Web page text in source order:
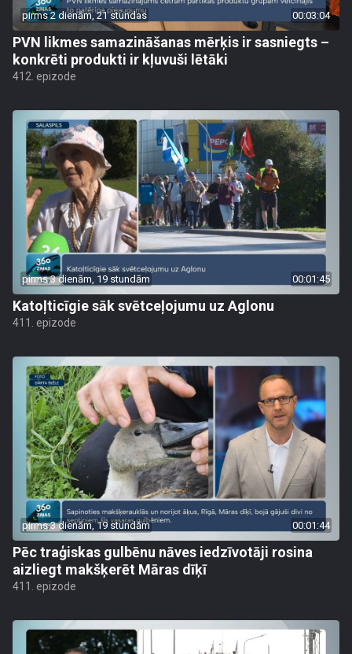
pirms 2 dienām, 21 stundas 00:03:04
PVN likmes samazināšanas mērķis ir sasniegts –
konkrēti produkti ir kļuvuši lētāki
412. epizode
pirms 3 dienām, 19 stundām 00:01:45
Katoļticīgie sāk svētceļojumu uz Aglonu
411. epizode
pirms 3 dienām, 19 stundām 00:01:44
Pēc traģiskas gulbēnu nāves iedzīvotāji rosina
aizliegt makšķerēt Māras dīķī
411. epizode